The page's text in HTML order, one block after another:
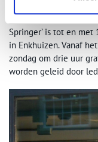
naar een geliefde.’
Springer’ is tot en
in Enkhuizen. Vanaf
zondag om drie uur
worden geleid door